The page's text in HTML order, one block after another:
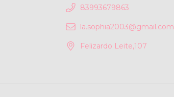
83993679863
la.sophia2003@gmail.com
Felizardo Leite,107